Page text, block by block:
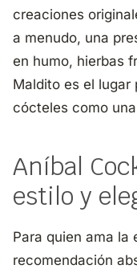
creaciones
a menudo, una
en humo, hierbas
Maldito es el lugar
cócteles como
Aníbal
estilo y
Para quien ama la
recomendación